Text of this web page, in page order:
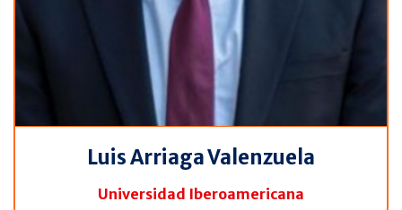
Luis Arriaga Valenzuela
Universidad Iberoamericana